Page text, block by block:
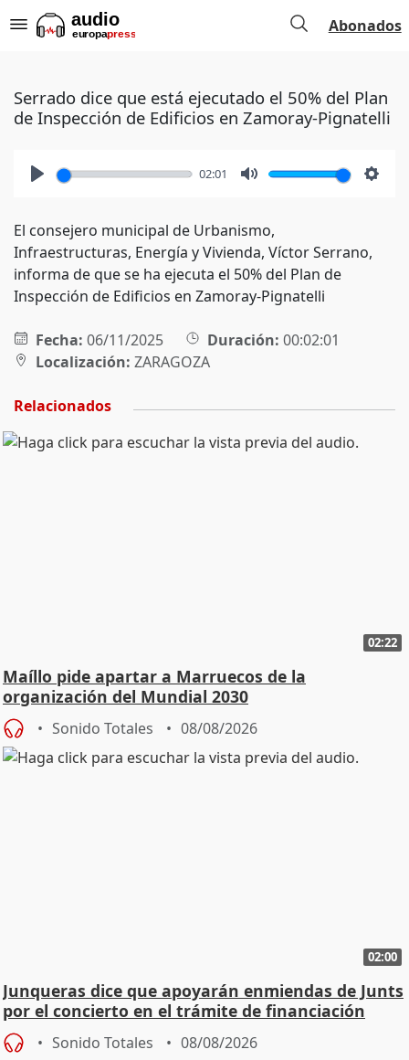
Abonados
Serrado dice que está ejecutado el 50% del Plan
de Inspección de Edificios en Zamoray-Pignatelli
02:01
El consejero municipal de Urbanismo,
Infraestructuras, Energía y Vivienda, Víctor Serrano,
informa de que se ha ejecuta el 50% del Plan de
Inspección de Edificios en Zamoray-Pignatelli
Fecha: 06/11/2025 Duración: 00:02:01
Localización: ZARAGOZA
Relacionados
02:22
Maíllo pide apartar a Marruecos de la
organización del Mundial 2030
Sonido Totales 08/08/2026
02:00
Junqueras dice que apoyarán enmiendas de Junts
por el concierto en el trámite de financiación
Sonido Totales 08/08/2026